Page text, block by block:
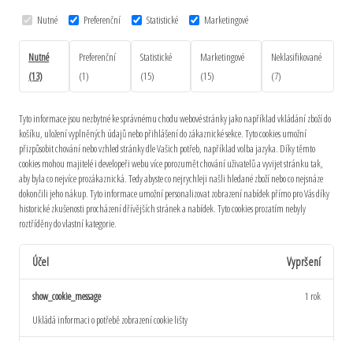
Nutné
Preferenční Statistické Marketingové
Nutné
(13)
Preferenční
(1)
Statistické
(15)
Marketingové
(15)
Neklasifikované
(7)
Tyto informace jsou nezbytné ke správnému chodu webové stránky jako například vkládání zboží do
košíku, uložení vyplněných údajů nebo přihlášení do zákaznické sekce.Tyto cookies umožní
přizpůsobit chování nebo vzhled stránky dle Vašich potřeb, například volba jazyka. Díky těmto
cookies mohou majitelé i developeři webu více porozumět chování uživatelů a vyvijet stránku tak,
aby byla co nejvíce prozákaznická. Tedy abyste co nejrychleji našli hledané zboží nebo co nejsnáze
dokončili jeho nákup.Tyto informace umožní personalizovat zobrazení nabídek přímo pro Vás díky
historické zkušenosti procházení dřívějších stránek a nabídek.Tyto cookies prozatím nebyly
roztříděny do vlastní kategorie.
Účel Vypršení
show_cookie_message
Ukládá informaci o potřebě zobrazení cookie lišty
1 rok